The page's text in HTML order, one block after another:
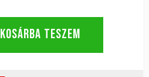
KOSÁRBA TESZEM